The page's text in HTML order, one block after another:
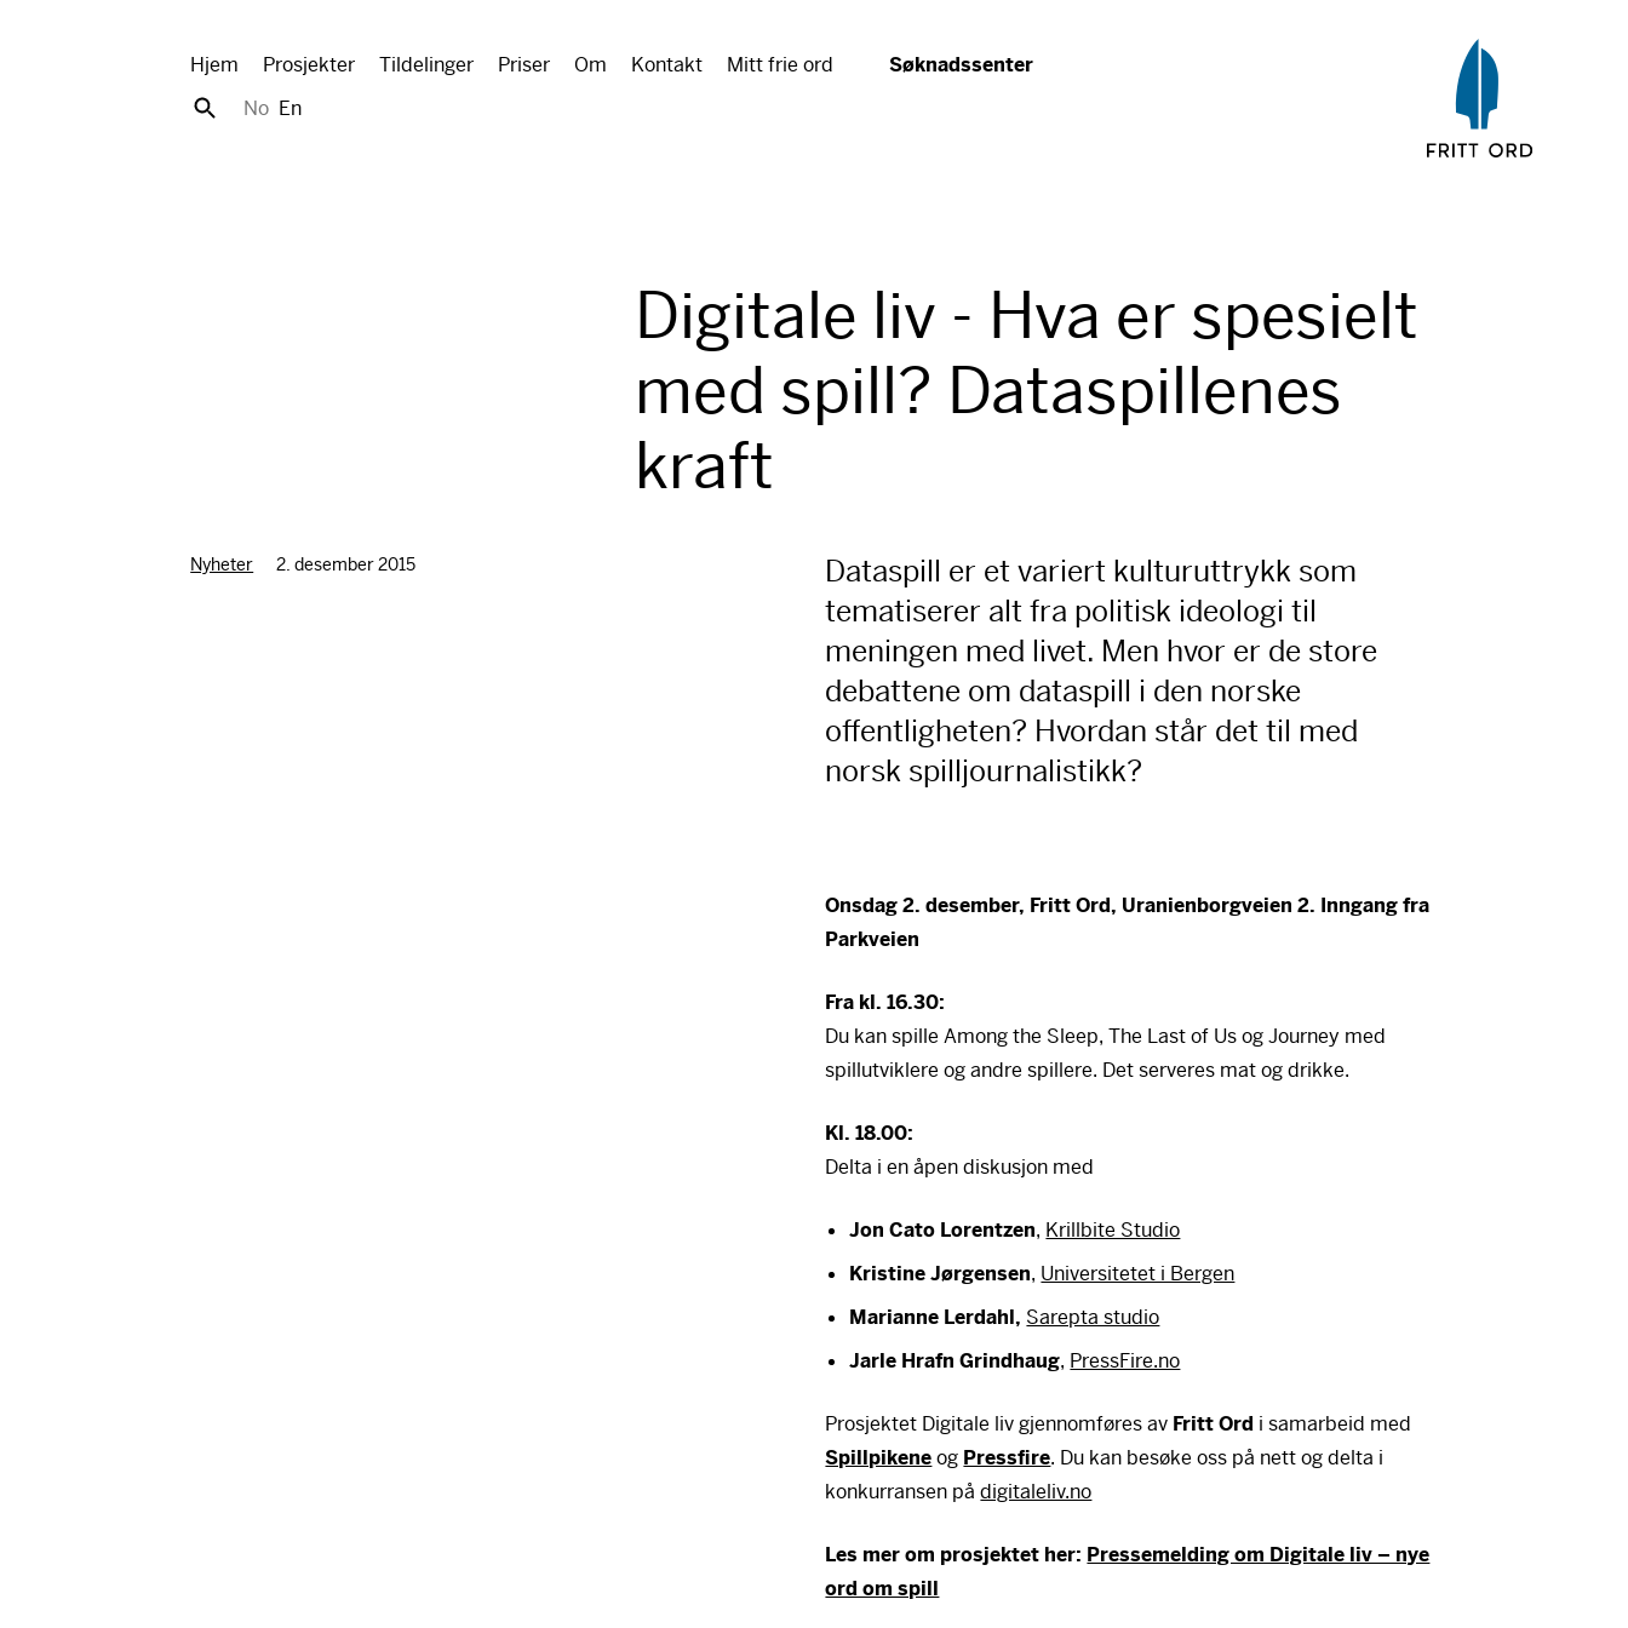
Hjem Prosjekter Tildelinger Priser Om Kontakt
Mitt frie ord
No En
Søknadssenter
Digitale liv - Hva er spesielt
med spill? Dataspillenes
kraft
Nyheter 2. desember 2015
Dataspill er et variert kulturuttrykk som
tematiserer alt fra politisk ideologi til
meningen med livet. Men hvor er de store
debattene om dataspill i den norske
offentligheten? Hvordan står det til med
norsk spilljournalistikk?
Onsdag 2. desember, Fritt Ord, Uranienborgveien 2. Inngang fra
Parkveien
Fra kl. 16.30:
Du kan spille Among the Sleep, The Last of Us og Journey med
spillutviklere og andre spillere. Det serveres mat og drikke.
Kl. 18.00:
Delta i en åpen diskusjon med
Jon Cato Lorentzen, Krillbite Studio
Kristine Jørgensen, Universitetet i Bergen
Marianne Lerdahl, Sarepta studio
Jarle Hrafn Grindhaug, PressFire.no
Prosjektet Digitale liv gjennomføres av Fritt Ord i samarbeid med
Spillpikeneog Pressfire. Du kan besøke oss på nett og delta i
konkurransen pådigitaleliv.no
Les mer om prosjektet her: Pressemelding om Digitale liv – nye
ord om spill
Her ligger det en video